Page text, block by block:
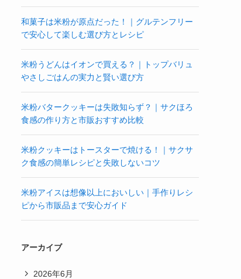
和菓子は米粉が原点だった！｜グルテンフリー
で安心して楽しむ選び方とレシピ
米粉うどんはイオンで買える？｜トップバリュ
やさしごはんの実力と賢い選び方
米粉バタークッキーは失敗知らず？｜サクほろ
食感の作り方と市販おすすめ比較
米粉クッキーはトースターで焼ける！｜サクサ
ク食感の簡単レシピと失敗しないコツ
米粉アイスは想像以上においしい｜手作りレシ
ピから市販品まで安心ガイド
アーカイブ
2026年6月